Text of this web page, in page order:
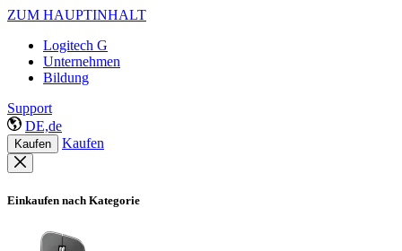
ZUM HAUPTINHALT
Logitech G
Unternehmen
Bildung
Support
DE,de
Kaufen Kaufen
Einkaufen nach Kategorie